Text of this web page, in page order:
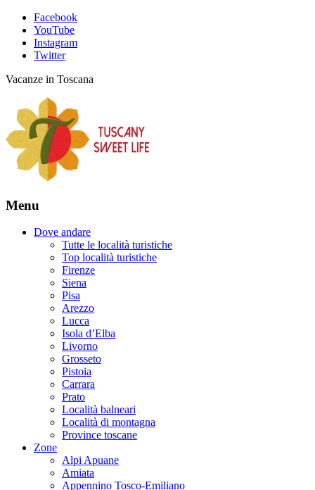
Facebook
YouTube
Instagram
Twitter
Vacanze in Toscana
Menu
Dove andare
Tutte le località turistiche
Top località turistiche
Firenze
Siena
Pisa
Arezzo
Lucca
Isola d’Elba
Livorno
Grosseto
Pistoia
Carrara
Prato
Località balneari
Località di montagna
Province toscane
Zone
Alpi Apuane
Amiata
Appennino Tosco-Emiliano